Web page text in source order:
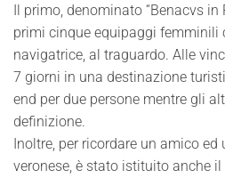
Il primo, denominato “Benacvs in
primi cinque equipaggi femminili
navigatrice, al traguardo. Alle
7 giorni in una destinazione
end per due persone mentre gli
definizione.
Inoltre, per ricordare un amico ed
veronese, è stato istituito anche il